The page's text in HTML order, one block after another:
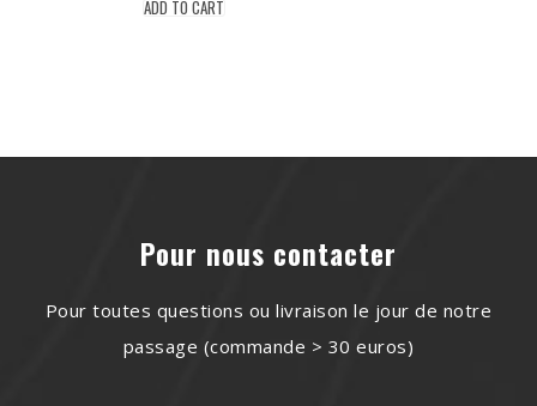
ADD TO CART
Pour nous contacter
Pour toutes questions ou livraison le jour de notre
passage (commande > 30 euros)